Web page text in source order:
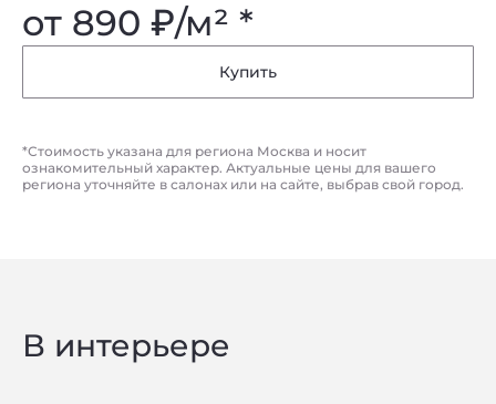
от 890 ₽/м² *
Купить
*Стоимость указана для региона Москва и носит
ознакомительный характер. Актуальные цены для вашего
региона уточняйте в салонах или на сайте, выбрав свой город.
В интерьере